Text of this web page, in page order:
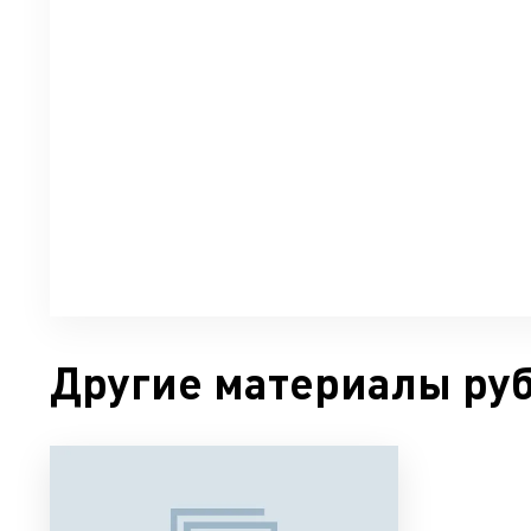
Другие материалы